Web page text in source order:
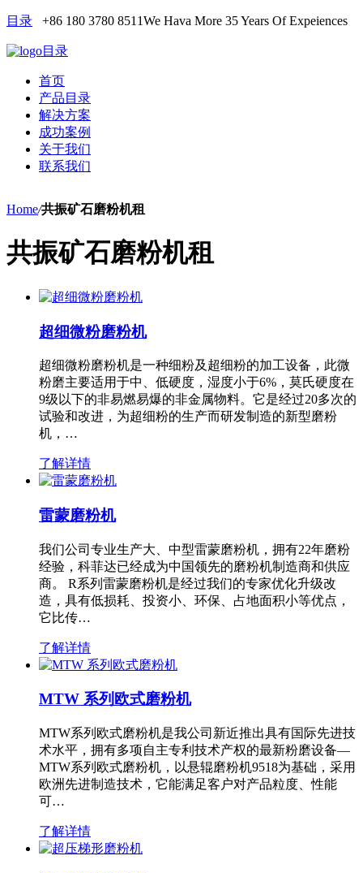
目录 +86 180 3780 8511We Hava More 35 Years Of Expeiences
目录
首页
产品目录
解决方案
成功案例
关于我们
联系我们
Home/共振矿石磨粉机租
共振矿石磨粉机租
超细微粉磨粉机
超细微粉磨粉机是一种细粉及超细粉的加工设备，此微
粉磨主要适用于中、低硬度，湿度小于6%，莫氏硬度在
9级以下的非易燃易爆的非金属物料。它是经过20多次的
试验和改进，为超细粉的生产而研发制造的新型磨粉
机，…
了解详情
雷蒙磨粉机
我们公司专业生产大、中型雷蒙磨粉机，拥有22年磨粉
经验，科菲达已经成为中国领先的磨粉机制造商和供应
商。 R系列雷蒙磨粉机是经过我们的专家优化升级改
造，具有低损耗、投资小、环保、占地面积小等优点，
它比传…
了解详情
MTW 系列欧式磨粉机
MTW系列欧式磨粉机是我公司新近推出具有国际先进技
术水平，拥有多项自主专利技术产权的最新粉磨设备—
MTW系列欧式磨粉机，以悬辊磨粉机9518为基础，采用
欧洲先进制造技术，它能满足客户对产品粒度、性能
可…
了解详情